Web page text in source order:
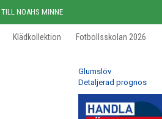
TILL NOAHS MINNE
Klädkollektion Fotbollsskolan 2026
Glumslöv
Detaljerad prognos